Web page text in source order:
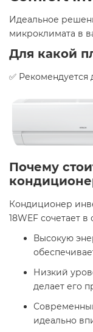
Идеальное
микроклимата в
Для какой
✅
Почему
Кондиционер
18WEF сочетает в
Высокую
Низкий
делает его
идеально